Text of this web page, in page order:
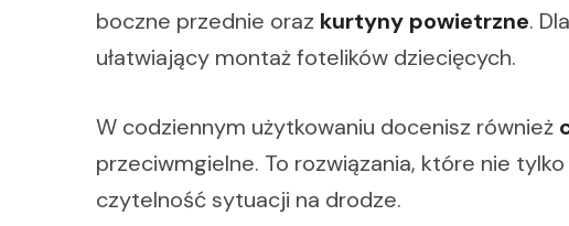
boczne przednie oraz kurtyny powietrzne.
ułatwiający montaż fotelików dziecięcych.
W codziennym użytkowaniu docenisz również
przeciwmgielne. To rozwiązania, które nie
czytelność sytuacji na drodze.